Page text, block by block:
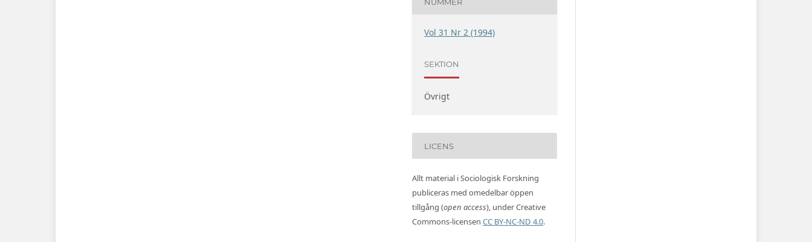
Vol 31 Nr 2 (1994)
SEKTION
Övrigt
LICENS
Allt material i Sociologisk Forskning
publiceras med omedelbar öppen
tillgång (open access), under Creative
Commons-licensen CC BY-NC-ND 4.0.